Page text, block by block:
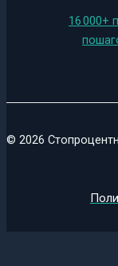
16 000+
© 2026